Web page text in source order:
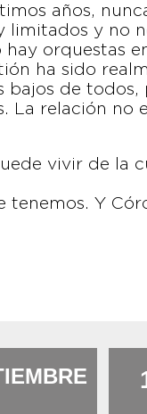
años,
limitados y no
orquestas
ha sido
bajos de todos,
La relación no
vivir de la
tenemos. Y